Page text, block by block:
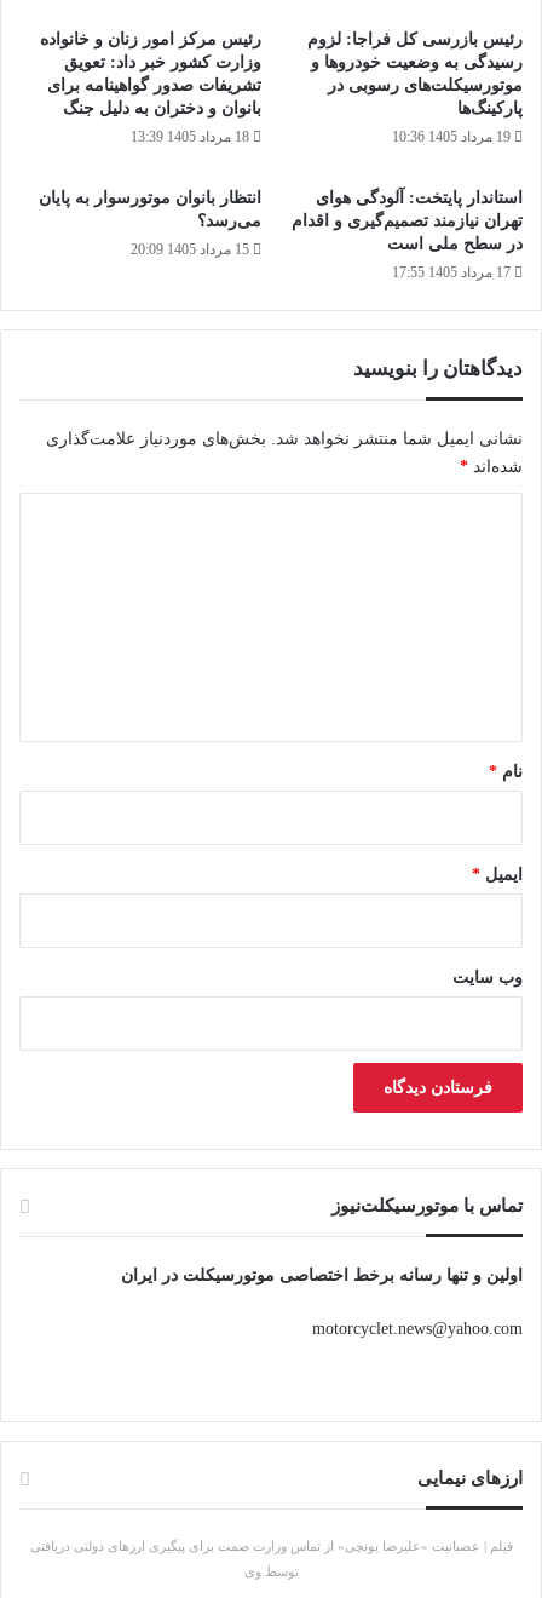
رئیس بازرسی کل فراجا: لزوم
رسیدگی به وضعیت خودروها و
موتورسیکلت‌های رسوبی در
پارکینگ‌ها
19 مرداد 1405 10:36
رئیس مرکز امور زنان و خانواده
وزارت کشور خبر داد: تعویق
تشریفات صدور گواهینامه برای
بانوان و دختران به دلیل جنگ
18 مرداد 1405 13:39
استاندار پایتخت: آلودگی هوای
تهران نیازمند تصمیم‌گیری و اقدام
در سطح ملی است
17 مرداد 1405 17:55
انتظار بانوان موتورسوار به پایان
می‌رسد؟
15 مرداد 1405 20:09
دیدگاهتان را بنویسید
نشانی ایمیل شما منتشر نخواهد شد. بخش‌های موردنیاز علامت‌گذاری
شده‌اند *
نام *
ایمیل *
وب‌ سایت
تماس با موتورسیکلت‌نیوز
اولین و تنها رسانه برخط اختصاصی موتورسیکلت در ایران
motorcyclet.news@yahoo.com
ارزهای نیمایی
فیلم | عصبانیت «علیرضا یونچی» از تماس وزارت صمت برای پیگیری ارزهای دولتی دریافتی
توسط وی